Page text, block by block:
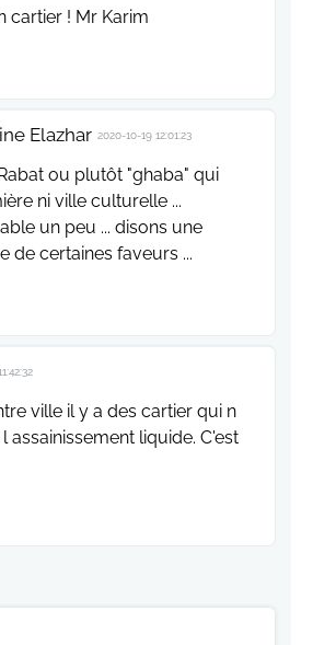
cartier ! Mr Karim
Elazhar 2020-10-19 12:01:23
ou plutôt "ghaba" qui
ni ville culturelle ...
un peu ... disons une
de certaines faveurs ...
ville il y a des cartier qui n
assainissement liquide. C'est